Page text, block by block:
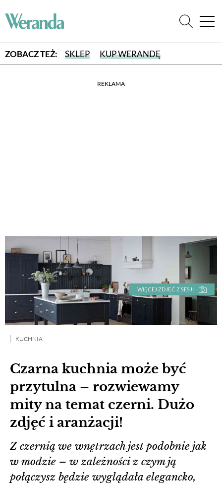
ZOBACZ TEŻ: SKLEP KUP WERANDĘ
REKLAMA
WIĘCEJ ZDJĘĆ Z SESJI
Czarna kuchnia może być
przytulna – rozwiewamy
mity na temat czerni. Dużo
zdjęć i aranżacji!
KUCHNIA
Z czernią we wnętrzach jest podobnie jak
w modzie – w zależności z czym ją
połączysz będzie wyglądała elegancko,